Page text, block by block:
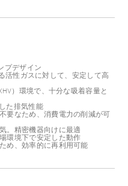
プデザイン
活性ガスに対して、安定して高
）環境で、十分な吸着容量と
た排気性能
要なため、消費電力の削減が可
。精密機器向けに最適
環境下で安定した動作
め、効率的に再利用可能